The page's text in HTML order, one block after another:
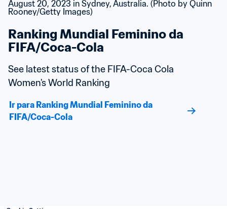
Ranking Mundial Feminino da
FIFA/Coca-Cola
See latest status of the FIFA-Coca Cola
Women's World Ranking
Ir para Ranking Mundial Feminino da
FIFA/Coca-Cola